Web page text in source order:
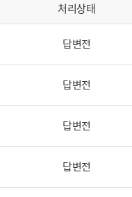
처리상태
답변전
답변전
답변전
답변전